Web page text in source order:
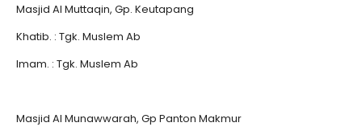
Masjid Al Muttaqin, Gp. Keutapang
Khatib. : Tgk. Muslem Ab
Imam. : Tgk. Muslem Ab
Masjid Al Munawwarah, Gp Panton Makmur